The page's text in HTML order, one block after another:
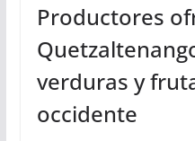
Productores
verduras y
occidente